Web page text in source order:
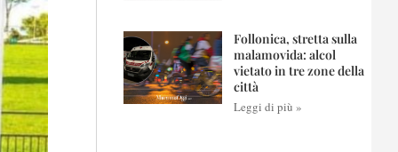
Follonica, stretta sulla
malamovida: alcol
vietato in tre zone della
città
Leggi di più »